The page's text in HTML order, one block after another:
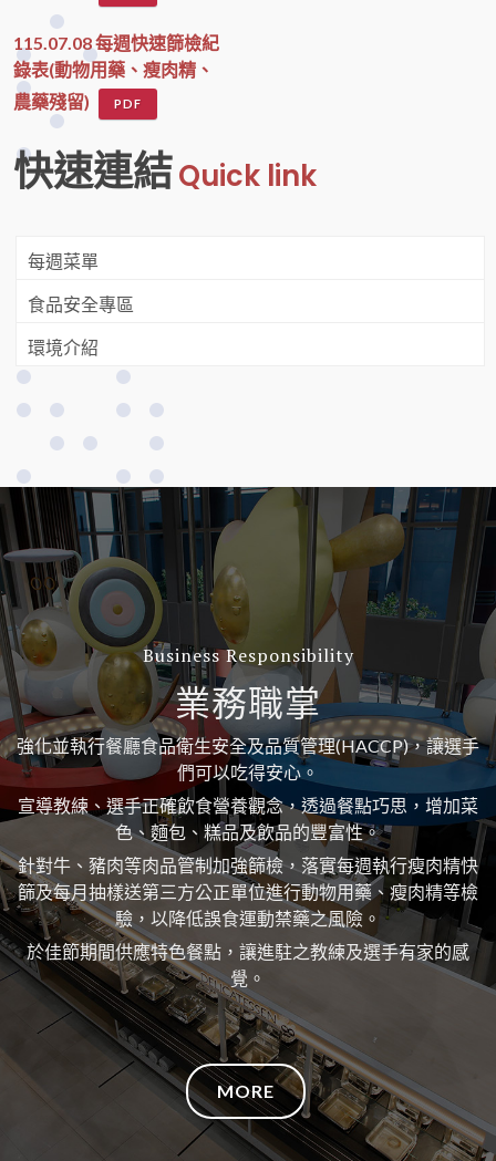
115.07.08 每週快速篩檢紀
錄表(動物用藥、瘦肉精、
農藥殘留)
PDF
快速連結Quick link
每週菜單
食品安全專區
環境介紹
Business Responsibility
業務職掌
強化並執行餐廳食品衛生安全及品質管理(HACCP)，讓選手
們可以吃得安心。
宣導教練、選手正確飲食營養觀念，透過餐點巧思，增加菜
色、麵包、糕品及飲品的豐富性。
針對牛、豬肉等肉品管制加強篩檢，落實每週執行瘦肉精快
篩及每月抽樣送第三方公正單位進行動物用藥、瘦肉精等檢
驗，以降低誤食運動禁藥之風險。
於佳節期間供應特色餐點，讓進駐之教練及選手有家的感
覺。
MORE